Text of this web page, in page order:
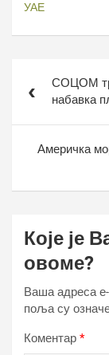
УАЕ
чланка
СОЦОМ
набавка
Америчка
Које је
овоме?
Ваша адреса
поља су
Коментар *